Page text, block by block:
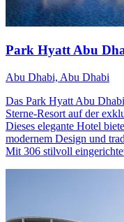
Park Hyatt Abu
Abu Dhabi, Abu Dhabi
Das Park Hyatt Abu
Sterne-Resort auf der
Dieses elegante Hotel
modernem Design und
Mit 306 stilvoll